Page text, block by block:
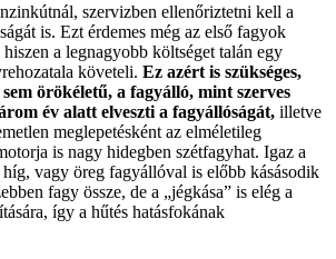
szervizben ellenőriztetni kell a
is. Ezt érdemes még az első fagyok
a legnagyobb költséget talán egy
követeli. Ez azért is szükséges,
örökéletű, a fagyálló, mint szerves
év alatt elveszti a fagyállóságát, illetve
meglepetésként az elméletileg
is nagy hidegben szétfagyhat. Igaz a
híg, vagy öreg fagyállóval is előbb kásásodik
fagy össze, de a „jégkása” is elég a
így a hűtés hatásfokának